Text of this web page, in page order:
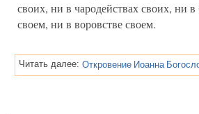
своих, ни в чародействах своих, ни в
своем, ни в воровстве своем.
Читать далее: